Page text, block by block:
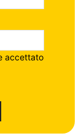
accettato